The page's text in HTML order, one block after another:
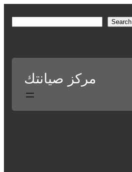
r
Search
مركز صيانتك